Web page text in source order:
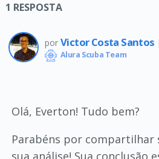
1 RESPOSTA
por Victor Costa Santos
Alura Scuba Team
Olá, Everton! Tudo bem?
Parabéns por compartilhar
sua análise! Sua conclusão